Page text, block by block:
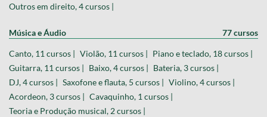
Outros em direito, 4 cursos |
Música e Áudio 77 cursos
Canto, 11 cursos | Violão, 11 cursos | Piano e teclado, 18 cursos |
Guitarra, 11 cursos | Baixo, 4 cursos | Bateria, 3 cursos |
DJ, 4 cursos | Saxofone e flauta, 5 cursos | Violino, 4 cursos |
Acordeon, 3 cursos | Cavaquinho, 1 cursos |
Teoria e Produção musical, 2 cursos |